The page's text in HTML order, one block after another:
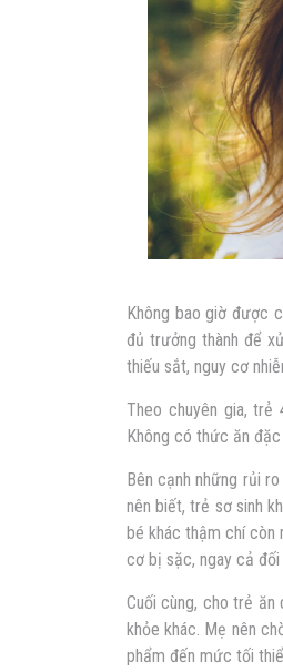
Không bao giờ được
đủ trưởng thành để
thiếu sắt, nguy cơ
Theo chuyên gia,trẻ
Không có thức ăn
Bên cạnh những rủi
nên biết, trẻ sơ sinh
bé khác thậm chí
cơ bị sặc, ngay cả đối
Cuối cùng, cho trẻ
khỏe khác. Mẹ nên
phẩm đến mức tối